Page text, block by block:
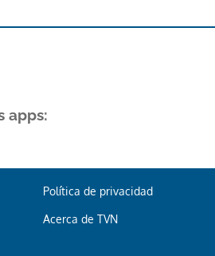
apps:
Política de privacidad
Acerca de TVN